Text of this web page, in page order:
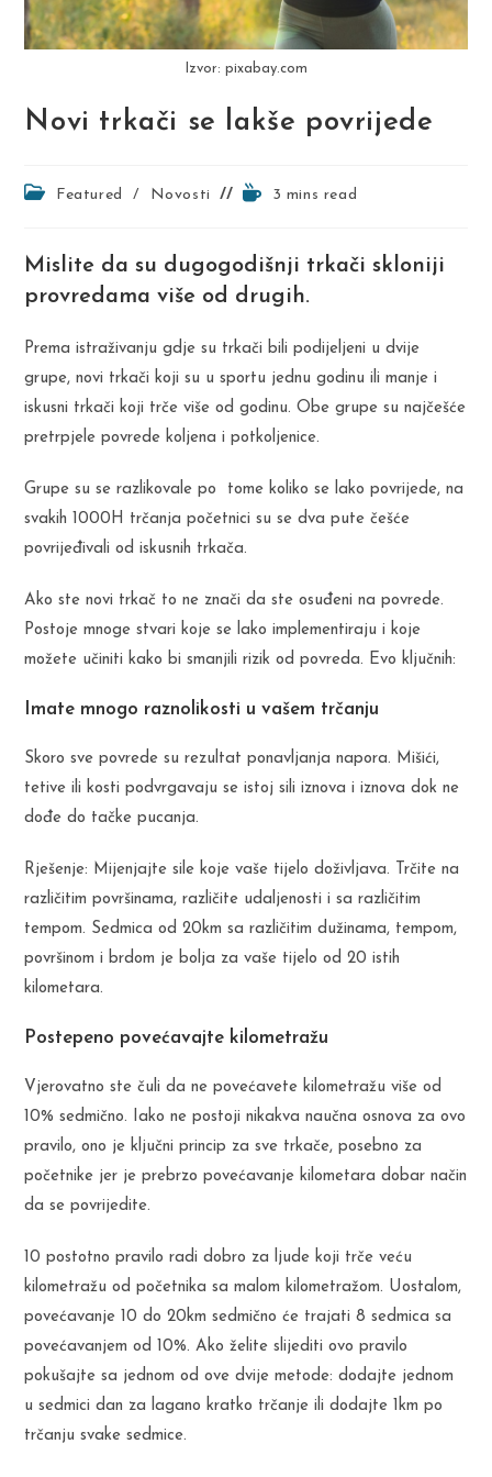
Izvor: pixabay.com
Novi trkači se lakše povrijede
PostFeatured / Novosti
Reading3 mins read
Mislite da su dugogodišnji trkači skloniji
provredama više od drugih.
Prema istraživanju gdje su trkači bili podijeljeni u dvije
grupe, novi trkači koji su u sportu jednu godinu ili manje i
iskusni trkači koji trče više od godinu. Obe grupe su najčešće
pretrpjele povrede koljena i potkoljenice.
Grupe su se razlikovale po tome koliko se lako povrijede, na
svakih 1000H trčanja početnici su se dva pute češće
povrijeđivali od iskusnih trkača.
Ako ste novi trkač to ne znači da ste osuđeni na povrede.
Postoje mnoge stvari koje se lako implementiraju i koje
možete učiniti kako bi smanjili rizik od povreda. Evo ključnih:
Imate mnogo raznolikosti u vašem trčanju
Skoro sve povrede su rezultat ponavljanja napora. Mišići,
tetive ili kosti podvrgavaju se istoj sili iznova i iznova dok ne
dođe do tačke pucanja.
Rješenje: Mijenjajte sile koje vaše tijelo doživljava. Trčite na
različitim površinama, različite udaljenosti i sa različitim
tempom. Sedmica od 20km sa različitim dužinama, tempom,
površinom i brdom je bolja za vaše tijelo od 20 istih
kilometara.
Postepeno povećavajte kilometražu
Vjerovatno ste čuli da ne povećavete kilometražu više od
10% sedmično. Iako ne postoji nikakva naučna osnova za ovo
pravilo, ono je ključni princip za sve trkače, posebno za
početnike jer je prebrzo povećavanje kilometara dobar način
da se povrijedite.
10 postotno pravilo radi dobro za ljude koji trče veću
kilometražu od početnika sa malom kilometražom. Uostalom,
povećavanje 10 do 20km sedmično će trajati 8 sedmica sa
povećavanjem od 10%. Ako želite slijediti ovo pravilo
pokušajte sa jednom od ove dvije metode: dodajte jednom
u sedmici dan za lagano kratko trčanje ili dodajte 1km po
trčanju svake sedmice.